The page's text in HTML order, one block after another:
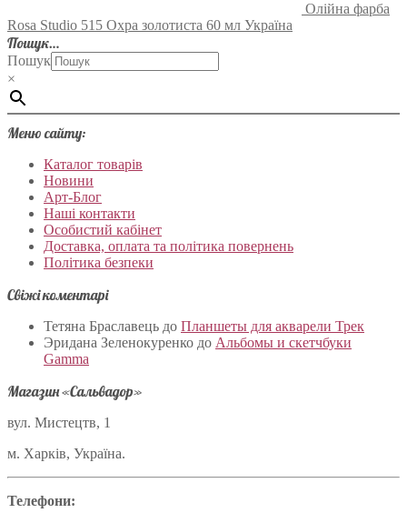
Олійна фарба
Rosa Studio 515 Охра золотиста 60 мл Україна
Пошук…
Пошук
×
Меню сайту:
Каталог товарів
Новини
Арт-Блог
Наші контакти
Особистий кабінет
Доставка, оплата та політика повернень
Політика безпеки
Свіжі коментарі
Тетяна Браславець до Планшеты для акварели Трек
Эридана Зеленокуренко до Альбомы и скетчбуки
Gamma
Магазин «Сальвадор»
вул. Мистецтв, 1
м. Харків, Україна.
Телефони: